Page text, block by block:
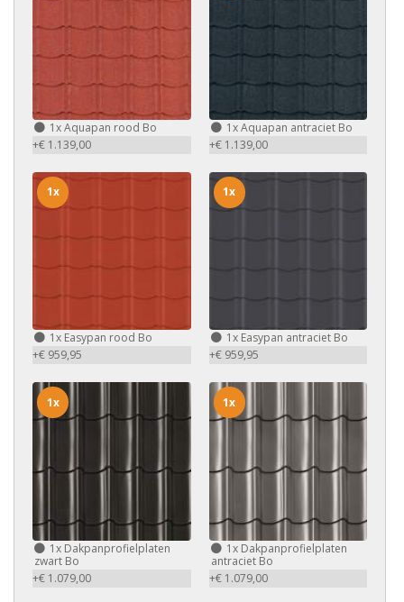
1xAquapan rood Bo
+€ 1.139,00
1xAquapan antraciet Bo
+€ 1.139,00
1x Easypan rood Bo
+€ 959,95
1x
1xEasypan antraciet Bo
+€ 959,95
1x
1x Dakpanprofielplaten
zwart Bo
+€ 1.079,00
1x
1xDakpanprofielplaten
antraciet Bo
+€ 1.079,00
1x